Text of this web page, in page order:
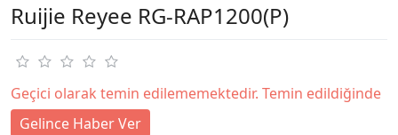
Ruijie Reyee RG-RAP1200(P)
Geçici olarak temin edilememektedir. Temin edildiğinde
Gelince Haber Ver